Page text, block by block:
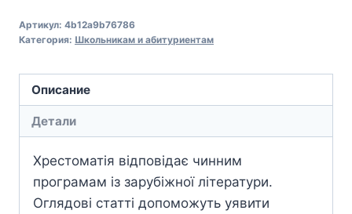
Артикул: 4b12a9b76786
Категория: Школьникам и абитуриентам
Описание
Детали
Хрестоматія відповідає чинним
програмам із зарубіжної літератури.
Оглядові статті допоможуть уявити